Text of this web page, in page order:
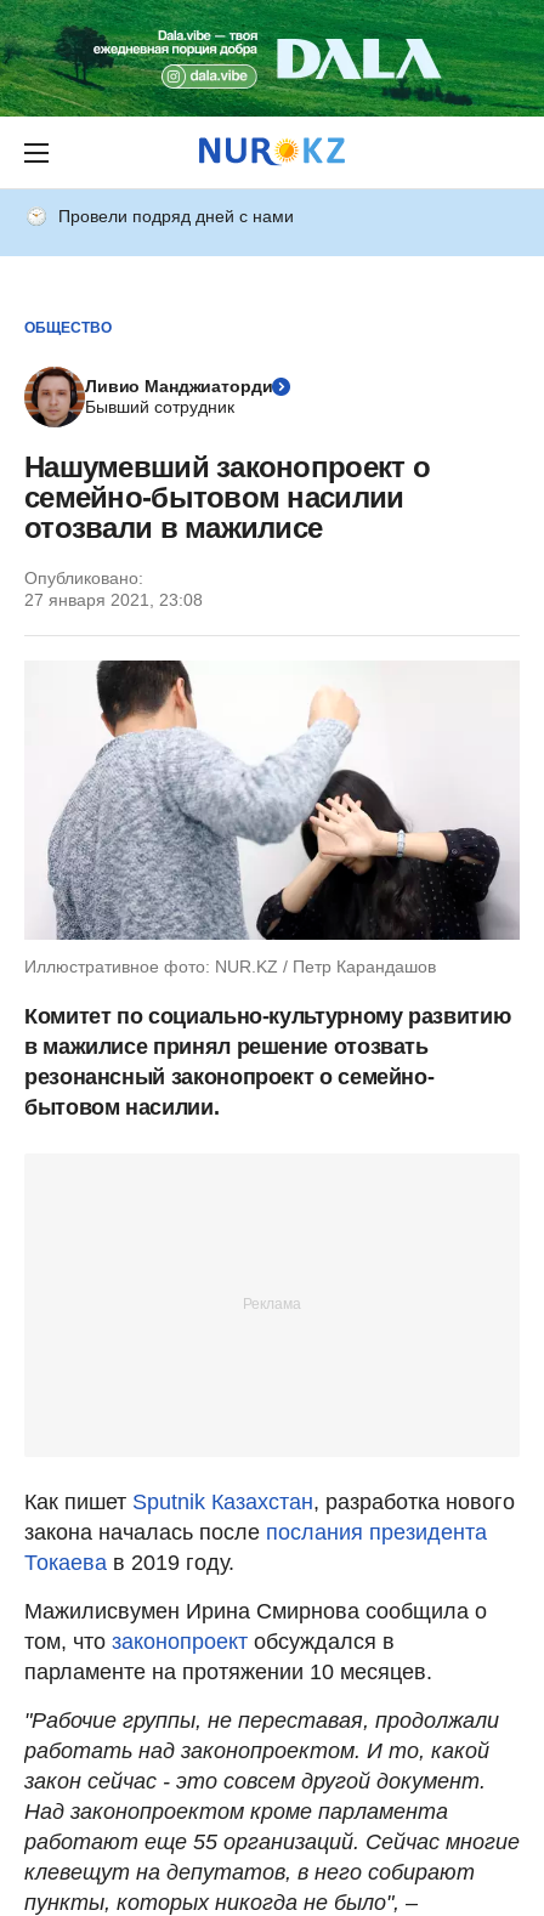
Провели подряд дней с нами
ОБЩЕСТВО
Ливио Манджиаторди
Бывший сотрудник
Нашумевший законопроект о
семейно-бытовом насилии
отозвали в мажилисе
Опубликовано:
27 января 2021, 23:08
Иллюстративное фото: NUR.KZ / Петр Карандашов
Комитет по социально-культурному развитию
в мажилисе принял решение отозвать
резонансный законопроект о семейно-
бытовом насилии.
Как пишет Sputnik Казахстан, разработка нового
закона началась после послания президента
Токаева в 2019 году.
Мажилисвумен Ирина Смирнова сообщила о
том, что законопроект обсуждался в
парламенте на протяжении 10 месяцев.
"Рабочие группы, не переставая, продолжали
работать над законопроектом. И то, какой
закон сейчас - это совсем другой документ.
Над законопроектом кроме парламента
работают еще 55 организаций. Сейчас многие
клевещут на депутатов, в него собирают
пункты, которых никогда не было", –